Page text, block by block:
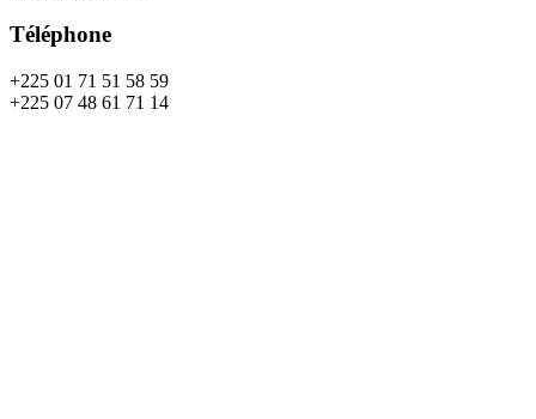
Téléphone
+225 01 71 51 58 59
+225 07 48 61 71 14